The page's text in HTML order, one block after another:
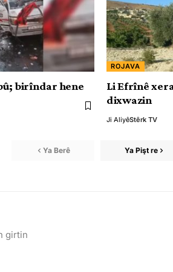
birîndar hene
ROJAVA
Li Efrînê
dixwazin
Ji AliyêStêrk TV
Ya Berê Ya Pişt re
girtin